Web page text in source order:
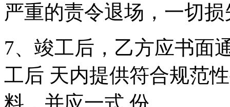
严重的责令退场，一切
7、竣工后，乙方应书面
工后 天内提供符合规范